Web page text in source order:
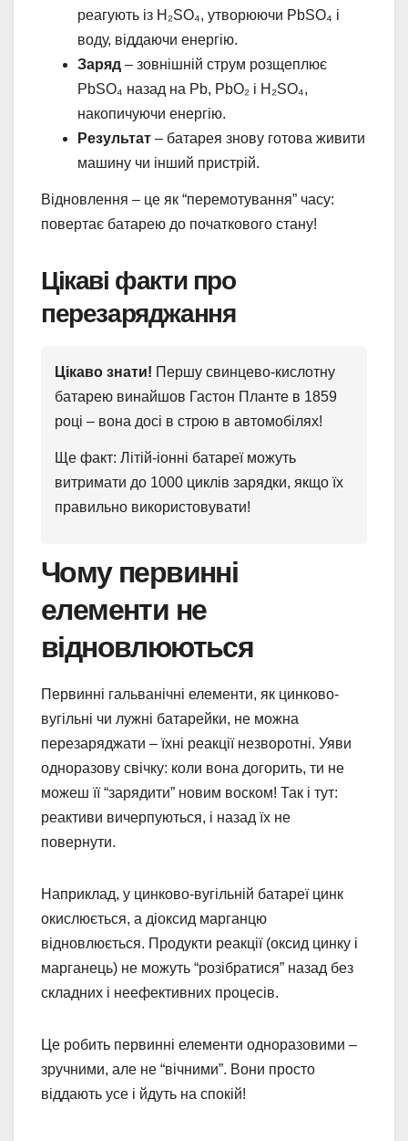
реагують із H₂SO₄, утворюючи PbSO₄ і
воду, віддаючи енергію.
Заряд – зовнішній струм розщеплює
PbSO₄ назад на Pb, PbO₂ і H₂SO₄,
накопичуючи енергію.
Результат – батарея знову готова живити
машину чи інший пристрій.
Відновлення – це як “перемотування” часу:
повертає батарею до початкового стану!
Цікаві факти про
перезаряджання
Цікаво знати! Першу свинцево-кислотну
батарею винайшов Гастон Планте в 1859
році – вона досі в строю в автомобілях!
Ще факт: Літій-іонні батареї можуть
витримати до 1000 циклів зарядки, якщо їх
правильно використовувати!
Чому первинні
елементи не
відновлюються
Первинні гальванічні елементи, як цинково-
вугільні чи лужні батарейки, не можна
перезаряджати – їхні реакції незворотні. Уяви
одноразову свічку: коли вона догорить, ти не
можеш її “зарядити” новим воском! Так і тут:
реактиви вичерпуються, і назад їх не
повернути.
Наприклад, у цинково-вугільній батареї цинк
окислюється, а діоксид марганцю
відновлюється. Продукти реакції (оксид цинку і
марганець) не можуть “розібратися” назад без
складних і неефективних процесів.
Це робить первинні елементи одноразовими –
зручними, але не “вічними”. Вони просто
віддають усе і йдуть на спокій!